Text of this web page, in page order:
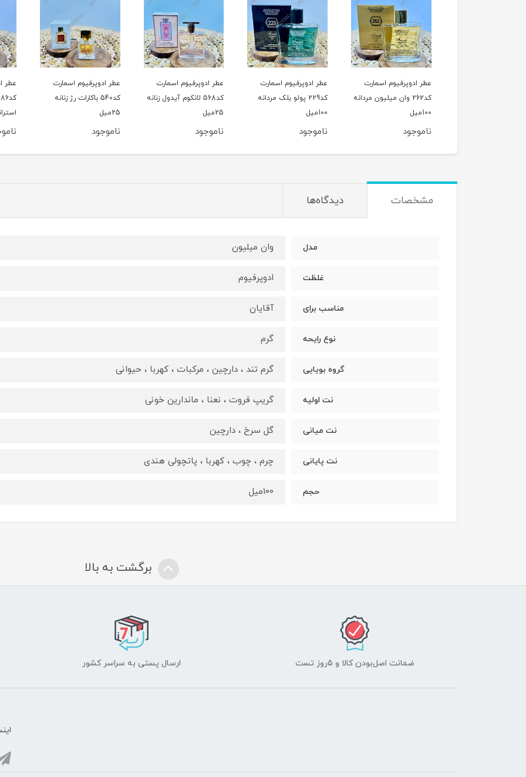
عطر ادوپرفیوم اسمارت
کد229 پولو بلک مردانه
100میل
ناموجود
عطر ادوپرفیوم اسمارت
کد568 لانکوم آیدول زنانه
25میل
ناموجود
عطر ادوپرفیوم اسمارت
کد540 باکارات رژ زنانه
25میل
ناموجود
عطر ادوپرفیوم اسمارت
کد486 جورجیو آرمانی
استرانگر ویت یو مردانه
25میل
ناموجود
عطر
تاچ
مشخصات دیدگاه‌ها
مدل وان میلیون
غلظت ادوپرفیوم
مناسب برای آقایان
نوع رایحه گرم
گروه بویایی گرم تند ، دارچین ، مرکبات ، کهربا ، حیوانی
نت اولیه گریپ فروت ، نعنا ، ماندارین خونی
نت میانی گل سرخ ، دارچین
نت پایانی چرم ، چوب ، کهربا ، پاتچولی هندی
حجم 100میل
برگشت به بالا
ضمانت اصل‌بودن کالا و 5روز تست ارسال پستی به سراسر کشور